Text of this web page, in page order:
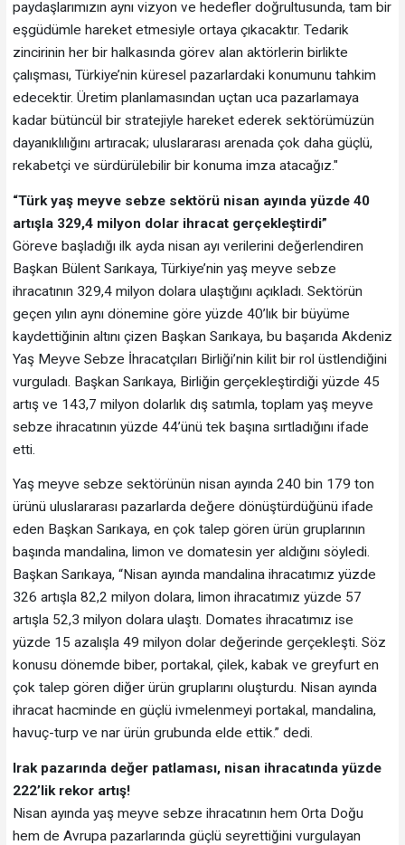
paydaşlarımızın aynı vizyon ve hedefler doğrultusunda, tam bir
eşgüdümle hareket etmesiyle ortaya çıkacaktır. Tedarik
zincirinin her bir halkasında görev alan aktörlerin birlikte
çalışması, Türkiye’nin küresel pazarlardaki konumunu tahkim
edecektir. Üretim planlamasından uçtan uca pazarlamaya
kadar bütüncül bir stratejiyle hareket ederek sektörümüzün
dayanıklılığını artıracak; uluslararası arenada çok daha güçlü,
rekabetçi ve sürdürülebilir bir konuma imza atacağız."
“Türk yaş meyve sebze sektörü nisan ayında yüzde 40
artışla 329,4 milyon dolar ihracat gerçekleştirdi”
Göreve başladığı ilk ayda nisan ayı verilerini değerlendiren
Başkan Bülent Sarıkaya, Türkiye’nin yaş meyve sebze
ihracatının 329,4 milyon dolara ulaştığını açıkladı. Sektörün
geçen yılın aynı dönemine göre yüzde 40’lık bir büyüme
kaydettiğinin altını çizen Başkan Sarıkaya, bu başarıda Akdeniz
Yaş Meyve Sebze İhracatçıları Birliği’nin kilit bir rol üstlendiğini
vurguladı. Başkan Sarıkaya, Birliğin gerçekleştirdiği yüzde 45
artış ve 143,7 milyon dolarlık dış satımla, toplam yaş meyve
sebze ihracatının yüzde 44’ünü tek başına sırtladığını ifade
etti.
Yaş meyve sebze sektörünün nisan ayında 240 bin 179 ton
ürünü uluslararası pazarlarda değere dönüştürdüğünü ifade
eden Başkan Sarıkaya, en çok talep gören ürün gruplarının
başında mandalina, limon ve domatesin yer aldığını söyledi.
Başkan Sarıkaya, “Nisan ayında mandalina ihracatımız yüzde
326 artışla 82,2 milyon dolara, limon ihracatımız yüzde 57
artışla 52,3 milyon dolara ulaştı. Domates ihracatımız ise
yüzde 15 azalışla 49 milyon dolar değerinde gerçekleşti. Söz
konusu dönemde biber, portakal, çilek, kabak ve greyfurt en
çok talep gören diğer ürün gruplarını oluşturdu. Nisan ayında
ihracat hacminde en güçlü ivmelenmeyi portakal, mandalina,
havuç-turp ve nar ürün grubunda elde ettik.” dedi.
Irak pazarında değer patlaması, nisan ihracatında yüzde
222’lik rekor artış!
Nisan ayında yaş meyve sebze ihracatının hem Orta Doğu
hem de Avrupa pazarlarında güçlü seyrettiğini vurgulayan